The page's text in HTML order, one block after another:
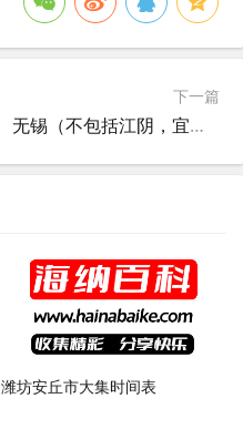
下一篇
无锡（不包括江阴，宜兴）有多少个庙会
潍坊安丘市大集时间表